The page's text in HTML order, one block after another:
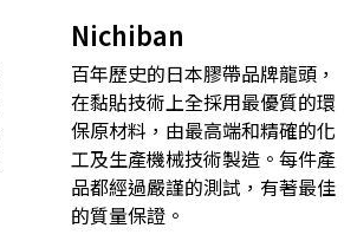
Nichiban
百年歷史的日本膠帶品牌龍頭，
在黏貼技術上全採用最優質的環
保原材料，由最高端和精確的化
工及生產機械技術製造。每件產
品都經過嚴謹的測試，有著最佳
的質量保證。